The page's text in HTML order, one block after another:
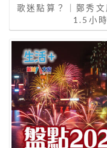
歌迷點算？｜鄭秀
1.5小